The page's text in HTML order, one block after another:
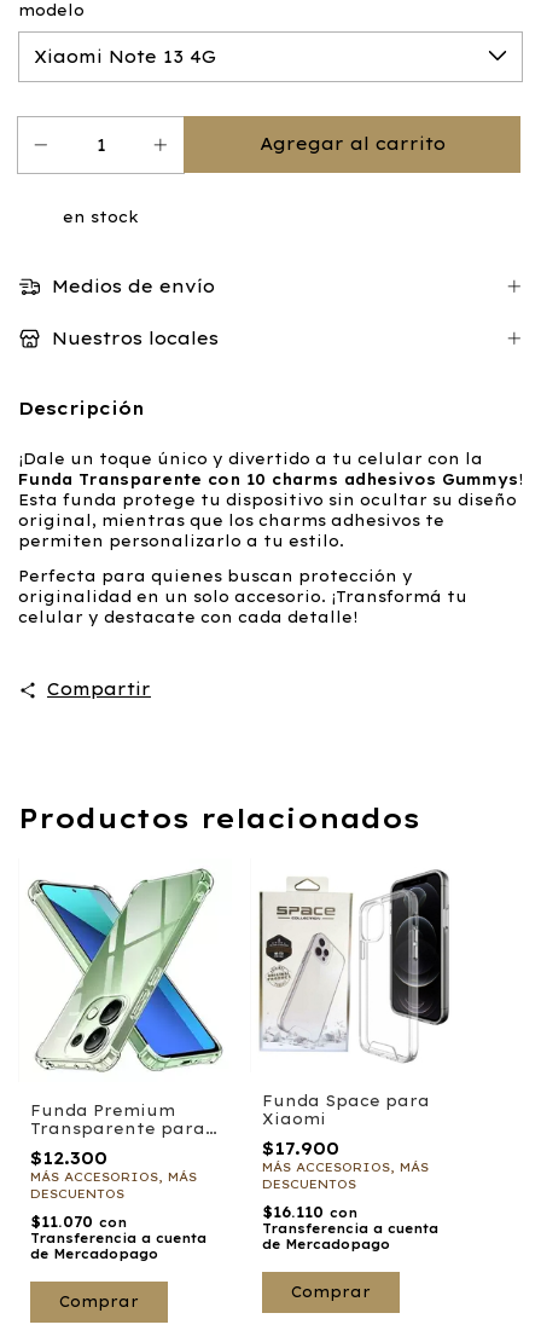
modelo
en stock
Medios de envío
Nuestros locales
Descripción
¡Dale un toque único y divertido a tu celular con la
Funda Transparente con 10 charms adhesivos Gummys!
Esta funda protege tu dispositivo sin ocultar su diseño
original, mientras que los charms adhesivos te
permiten personalizarlo a tu estilo.
Perfecta para quienes buscan protección y
originalidad en un solo accesorio. ¡Transformá tu
celular y destacate con cada detalle!
Compartir
Productos relacionados
Funda Premium
Transparente para
Xiaomi
$12.300
MÁS ACCESORIOS, MÁS
DESCUENTOS
$11.070 con
Transferencia a cuenta
de Mercadopago
Comprar
Funda Space para
Xiaomi
$17.900
MÁS ACCESORIOS, MÁS
DESCUENTOS
$16.110con
Transferencia a cuenta
de Mercadopago
Comprar